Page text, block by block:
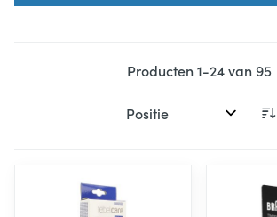
Producten1-24van95
Sorteer op: